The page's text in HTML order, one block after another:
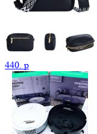
440. p